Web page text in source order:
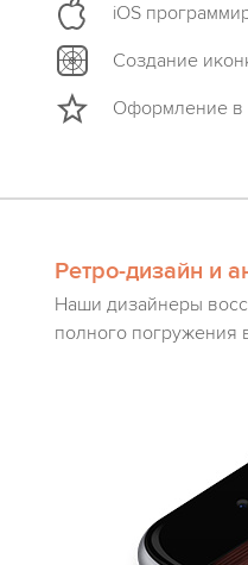
iOS
Создание
Оформление в
Ретро-дизайн и
Наши дизайнеры
полного погружения